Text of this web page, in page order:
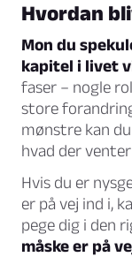
Hvordan
Mon du
kapitel i livet
faser – nogle
store
mønstre kan
hvad der
Hvis du er
er på vej ind i,
pege dig i den
måske er på